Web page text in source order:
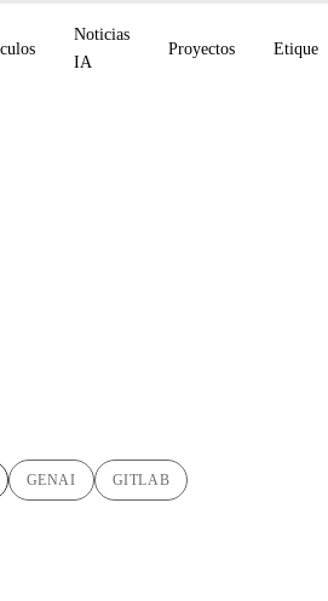
Noticias
IA
Proyectos
GENAI GITLAB